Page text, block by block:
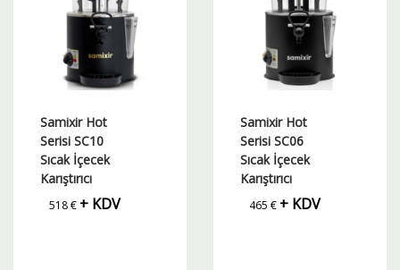
Samixir Hot
Serisi SC10
Sıcak İçecek
Karıştırıcı
518€ + KDV
Samixir Hot
Serisi SC06
Sıcak İçecek
Karıştırıcı
465 € + KDV